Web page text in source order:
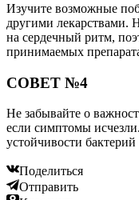
Изучите возможные
другими лекарствами.
на сердечный ритм,
принимаемых
СОВЕТ №4
Не забывайте о
если симптомы
устойчивости
Поделиться
Отправить